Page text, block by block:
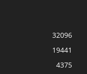
32096
19441
4375